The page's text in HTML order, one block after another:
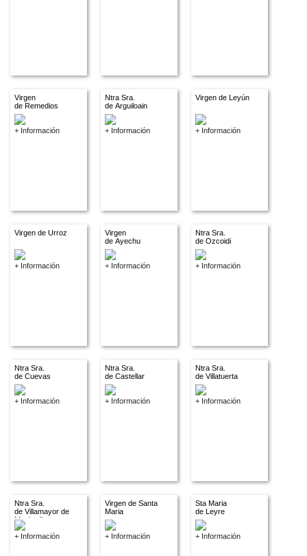
Virgen
de Remedios
+ Información
Ntra Sra.
de Arguiloain
+ Información
Virgen de Leyún
+ Información
Virgen de Urroz
+ Información
Virgen
de Ayechu
+ Información
Ntra Sra.
de Ozcoidi
+ Información
Ntra Sra.
de Cuevas
+ Información
Ntra Sra.
de Castellar
+ Información
Ntra Sra.
de Villatuerta
+ Información
Ntra Sra.
de Villamayor de
Monjardin
+ Información
Virgen de Santa
Maria
+ Información
Sta Maria
de Leyre
+ Información